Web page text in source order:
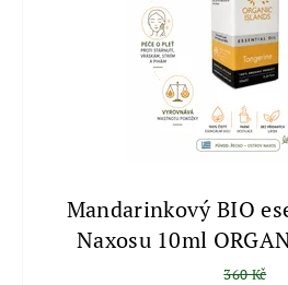
Mandarinkový BIO
Naxosu 10ml
360 Kč